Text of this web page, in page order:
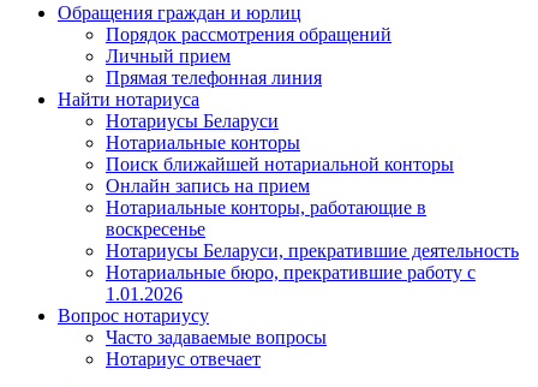
Обращения граждан и юрлиц
Порядок рассмотрения обращений
Личный прием
Прямая телефонная линия
Найти нотариуса
Нотариусы Беларуси
Нотариальные конторы
Поиск ближайшей нотариальной конторы
Онлайн запись на прием
Нотариальные конторы, работающие в
воскресенье
Нотариусы Беларуси, прекратившие деятельность
Нотариальные бюро, прекратившие работу с
1.01.2026
Вопрос нотариусу
Часто задаваемые вопросы
Нотариус отвечает